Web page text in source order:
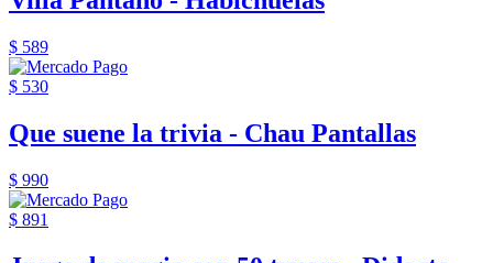
$ 589
$ 530
Que suene la trivia - Chau Pantallas
$ 990
$ 891